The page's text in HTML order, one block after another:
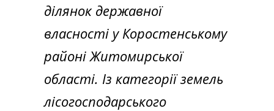
ділянок державної
власності у Коростенському
районі Житомирської
області. Із категорії земель
лісогосподарського